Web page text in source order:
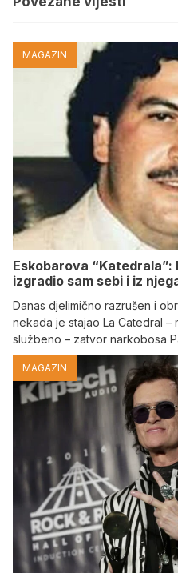
MAGAZIN
Eskobarova
izgradio sam sebi i iz
Danas djelimično razrušen i
nekada je stajao La Catedral –
službeno – zatvor narkobosa
MAGAZIN